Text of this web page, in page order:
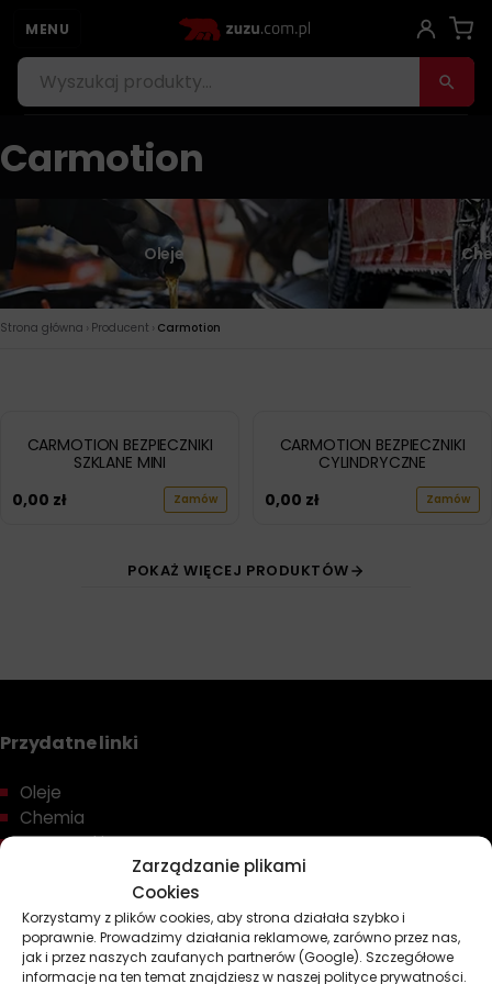
Zarządzanie plikami
Cookies
Korzystamy z plików cookies, aby strona działała szybko i
poprawnie. Prowadzimy działania reklamowe, zarówno przez nas,
jak i przez naszych zaufanych partnerów (Google). Szczegółowe
informacje na ten temat znajdziesz w naszej polityce prywatności.
MENU
Carmotion
Oleje
Strona główna › Producent › Carmotion
CARMOTION BEZPIECZNIKI
SZKLANE MINI
0,00 zł Zamów
CARMOTION BEZPIECZNIKI
CYLINDRYCZNE
0,00 zł Zamów
POKAŻ WIĘCEJ PRODUKTÓW
Przydatne linki
Oleje
Chemia
Kosmetyki
Zapachy
Poradniki
Dobierz olej